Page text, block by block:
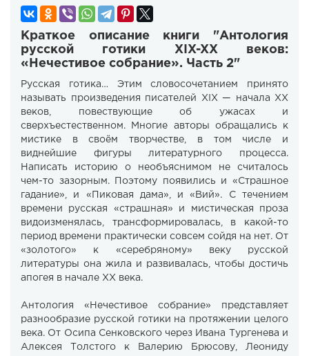
Краткое описание книги "Антология
русской готики XIX-XX веков:
«Нечестивое собрание». Часть 2"
Русская готика… Этим словосочетанием принято
называть произведения писателей XIX — начала XX
веков, повествующие об ужасах и
сверхъестественном. Многие авторы обращались к
мистике в своём творчестве, в том числе и
виднейшие фигуры литературного процесса.
Написать историю о необъяснимом не считалось
чем-то зазорным. Поэтому появились и «Страшное
гадание», и «Пиковая дама», и «Вий». С течением
времени русская «страшная» и мистическая проза
видоизменялась, трансформировалась, в какой-то
период времени практически совсем сойдя на нет. От
«золотого» к «серебряному» веку русской
литературы она жила и развивалась, чтобы достичь
апогея в начале XX века.
Антология «Нечестивое собрание» представляет
разнообразие русской готики на протяжении целого
века. От Осипа Сенковского через Ивана Тургенева и
Алексея Толстого к Валерию Брюсову, Леониду